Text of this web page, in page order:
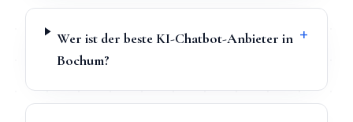
Wer ist der beste KI-Chatbot-Anbieter in
Bochum?
+